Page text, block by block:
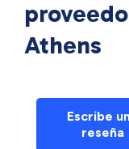
Athens
Escribe
reseña